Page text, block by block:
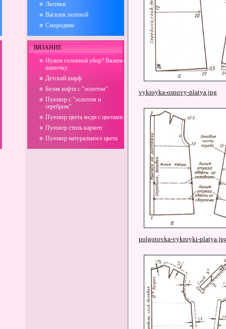
vykroyka-osnovy-platya.jpg
polgotovka-vykroyki-
Лютики
Василек полевой
Смородина
ВЯЗАНИЕ
Нужен головной убор? Вяжем
шапочку
Детский шарф
Белая кофта с "золотом"
Пуловер с "золотом и
серебром"
Пуловер цвета меди с цветами
Пуловер стиль кармен
Пуловер натурального цвета